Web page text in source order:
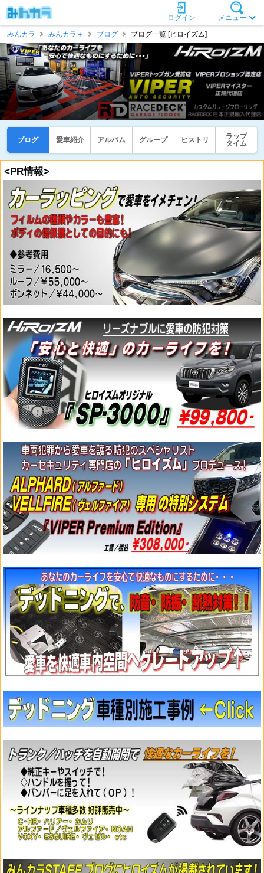
メニュー
ログイン
みんカラ
みんカラ＋ ブログ ブログ一覧 [ヒロイズム]
ブログ 愛車紹介 アルバム グループ ヒストリ
ラップ
タイム
<PR情報>